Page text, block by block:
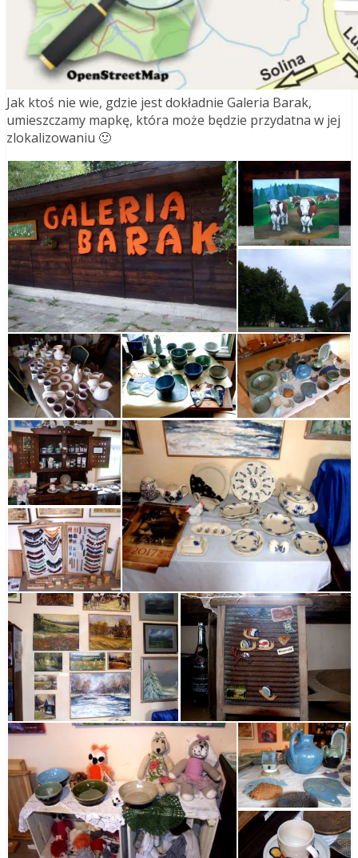
Jak ktoś nie wie, gdzie jest dokładnie Galeria Barak,
umieszczamy mapkę, która może będzie przydatna w jej
zlokalizowaniu 🙂